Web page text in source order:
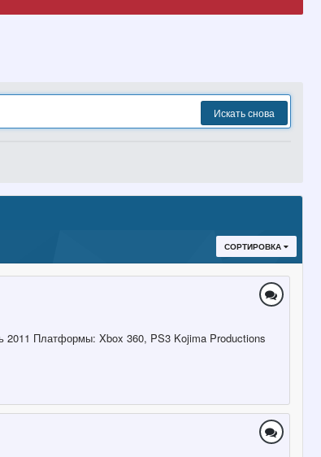
Искать снова
СОРТИРОВКА
2011 Платформы: Xbox 360, PS3 Kojima Productions